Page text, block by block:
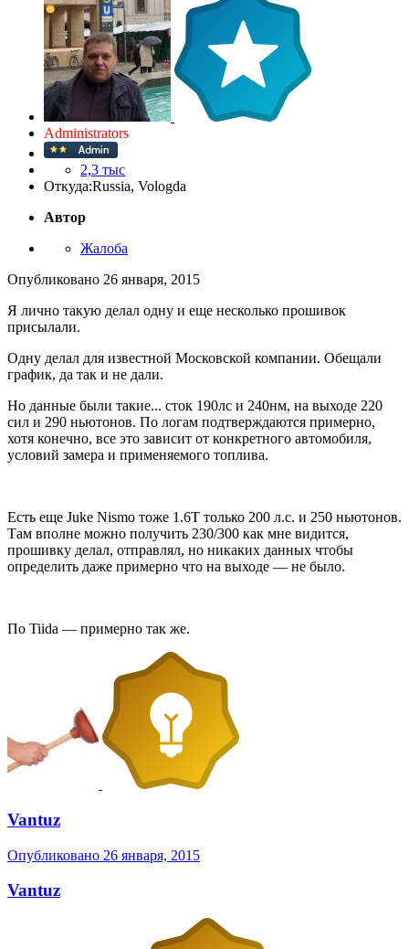
Administrators
2,3 тыс
Откуда:Russia, Vologda
Автор
Жалоба
Опубликовано 26 января, 2015
Я лично такую делал одну и еще несколько прошивок
присылали.
Одну делал для известной Московской компании. Обещали
график, да так и не дали.
Но данные были такие... сток 190лс и 240нм, на выходе 220
сил и 290 ньютонов. По логам подтверждаются примерно,
хотя конечно, все это зависит от конкретного автомобиля,
условий замера и применяемого топлива.
Есть еще Juke Nismo тоже 1.6Т только 200 л.с. и 250 ньютонов.
Там вполне можно получить 230/300 как мне видится,
прошивку делал, отправлял, но никаких данных чтобы
определить даже примерно что на выходе — не было.
По Tiida — примерно так же.
Vantuz
Опубликовано 26 января, 2015
Vantuz